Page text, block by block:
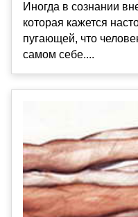
Иногда в сознании
которая кажется
пугающей, что
самом себе....